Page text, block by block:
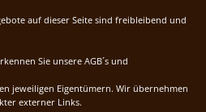
auf dieser Seite sind freibleibend und
Sie unsere AGB´s und
jeweiligen Eigentümern. Wir übernehmen
externer Links.